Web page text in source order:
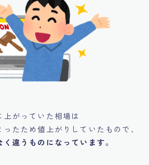
がっていた相場は
たため値上がりしていたもので、
違うものになっています。